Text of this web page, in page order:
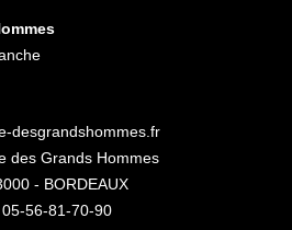
desgrandshommes.fr
des Grands Hommes
- BORDEAUX
05-56-81-70-90